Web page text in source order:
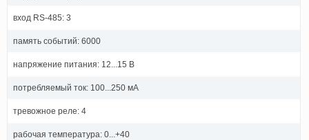
вход RS-485: 3
память событий: 6000
напряжение питания: 12...15 В
потребляемый ток: 100...250 мА
тревожное реле: 4
рабочая температура: 0...+40